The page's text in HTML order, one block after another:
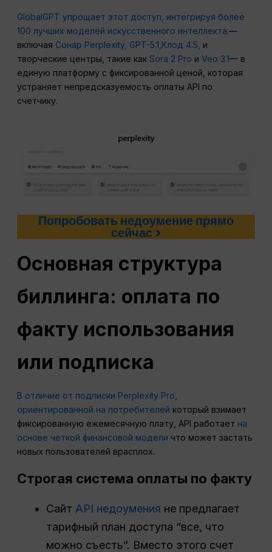
GlobalGPT упрощает этот доступ, интегрируя более
100 лучших моделей искусственного интеллекта.—
включая Сонар Perplexity, GPT-5.1, Клод 4.5, и
творческие центры, такие как Sora 2 Pro иVeo 3.1— в
единую платформу с фиксированной ценой, которая
устраняет непредсказуемость оплаты API по
счетчику.
Попробовать недоумение прямо
сейчас >
Основная структура
биллинга: оплата по
факту использования
или подписка
В отличие от подписки Perplexity Pro,
ориентированной на потребителей который взимает
фиксированную ежемесячную плату, API работает на
основе четкой финансовой модели что может застать
новых пользователей врасплох.
Строгая система оплаты по факту
Сайт API недоумения не предлагает
тарифный план доступа “все, что
можно съесть”. Вместо этого счет